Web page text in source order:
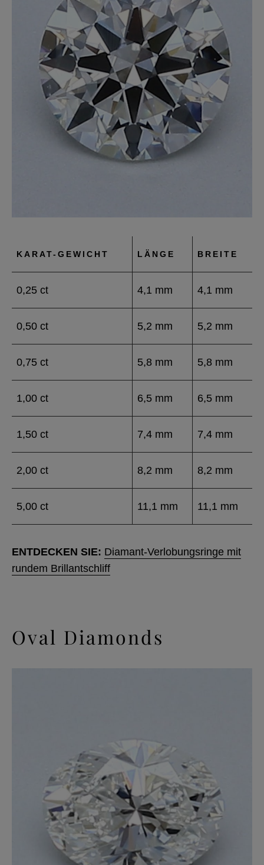
KARAT-GEWICHT LÄNGE BREITE
0,25 ct 4,1 mm 4,1 mm
0,50 ct 5,2 mm 5,2 mm
0,75 ct 5,8 mm 5,8 mm
1,00 ct 6,5 mm 6,5 mm
1,50 ct 7,4 mm 7,4 mm
2,00 ct 8,2 mm 8,2 mm
5,00 ct 11,1 mm 11,1 mm
ENTDECKEN SIE: Diamant-Verlobungsringe mit
rundem Brillantschliff
Oval Diamonds